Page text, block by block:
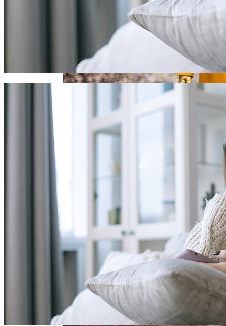
Электромобиль Xiaomi: Внешность Уже
Известна, Имя – Еще Нет
Обновление: Семейства Автомобилей
Mercedes-Benz GLE
Какие Цвета В Одежде Помогут
Притянуть Осенью 2023 Богатство И